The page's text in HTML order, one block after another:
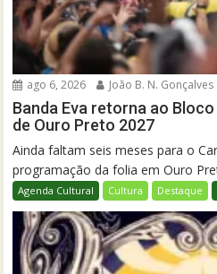
ago 6, 2026 João B. N. Gonçalves
Banda Eva retorna ao
de Ouro Preto 2027
Ainda faltam seis meses para o
programação da folia em Ouro
Agenda Cultural Cultura Destaque